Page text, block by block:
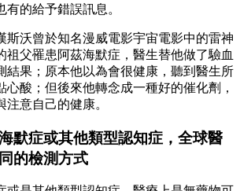
的給予錯誤訊息。
斯沃曾於知名漫威電影宇宙電影中的雷神
祖父罹患阿茲海默症，醫生替他做了驗血
結果；原本他以為會很健康，聽到醫生所
心酸；但後來他轉念成一種好的催化劑，
注意自己的健康。
默症或其他類型認知症，全球醫
的檢測方式